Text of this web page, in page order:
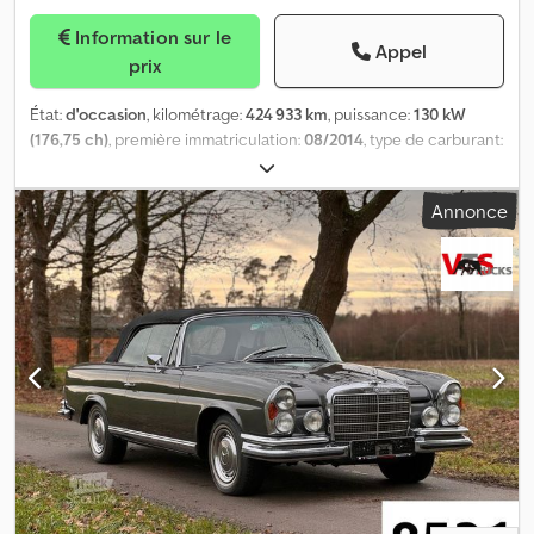
prix
Appel
État:d'occasion, kilométrage:424 933 km, puissance:130 kW
(176,75 ch), première immatriculation:08/2014, type de carburant:
, couleur:blanc
automatique, classe d'émission:Euro 6, nombre de sièges:2,
Année de construction:2014, Équipement: ABS, EBS (Système
de freinage électronique), attelage de remorque, climatisation,
contrôle de traction, hayon élévateur, ordinateur de bord,
régulateur de vitesse, verrouillage centralisé, = Plus d'options et
d'accessoires = - Climate control - Graissage central - Pare-soleil
= Plus d'informations = Capacité du moteur: 5.133 cc Poids à vide:
5.440 kg Dedpjxzgqcjfx Ad Sswa Capacité de charge: 2.050 kg
PBV: 7.490 kg Trappe de chargement: 1170 kg Nombre de
propriétaires: 1 Prix de vente: € 13.100, US$ 14.920
Annonce